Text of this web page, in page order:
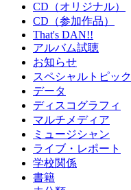
CD（オリジナル）
CD（参加作品）
That's DAN!!
アルバム試聴
お知らせ
スペシャルトピック
データ
ディスコグラフィ
マルチメディア
ミュージシャン
ライブ・レポート
学校関係
書籍